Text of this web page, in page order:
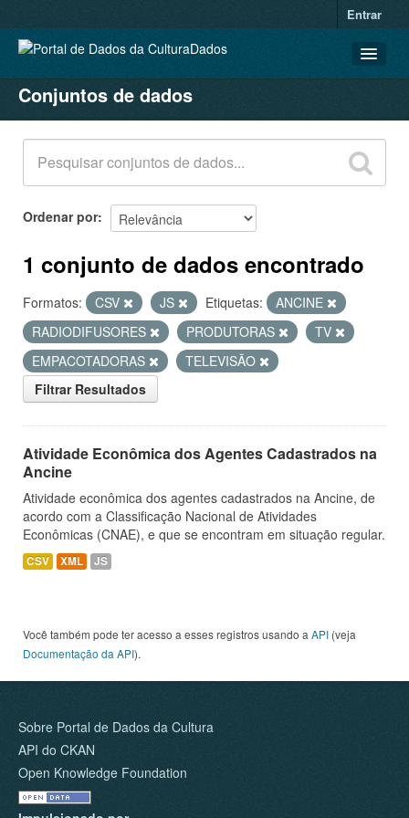
Entrar
CONJUNTOS DE DADOS
ORGANIZAÇÕES
GRUPOS
SOBRE
Conjuntos de dados
Ordenar por
1 conjunto de dados encontrado
Formatos: CSV JS Etiquetas:
ANCINE
RADIODIFUSORES
PRODUTORAS
TV
EMPACOTADORAS
TELEVISÃO
Filtrar Resultados
Atividade Econômica dos Agentes Cadastrados na
Ancine
Atividade econômica dos agentes cadastrados na Ancine, de
acordo com a Classificação Nacional de Atividades
Econômicas (CNAE), e que se encontram em situação regular.
CSV XML JS
Você também pode ter acesso a esses registros usando a API (veja
Documentação da API).
Sobre Portal de Dados da Cultura
API do CKAN
Open Knowledge Foundation